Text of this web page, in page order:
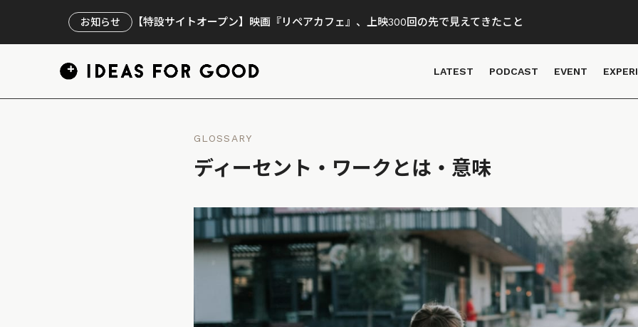
お知らせ 【特設サイトオープン】映画『リペアカフェ』、上映300回の先で見えてきたこと
LATEST PODCAST EVENT
GLOSSARY
ディーセント・ワークとは・意味